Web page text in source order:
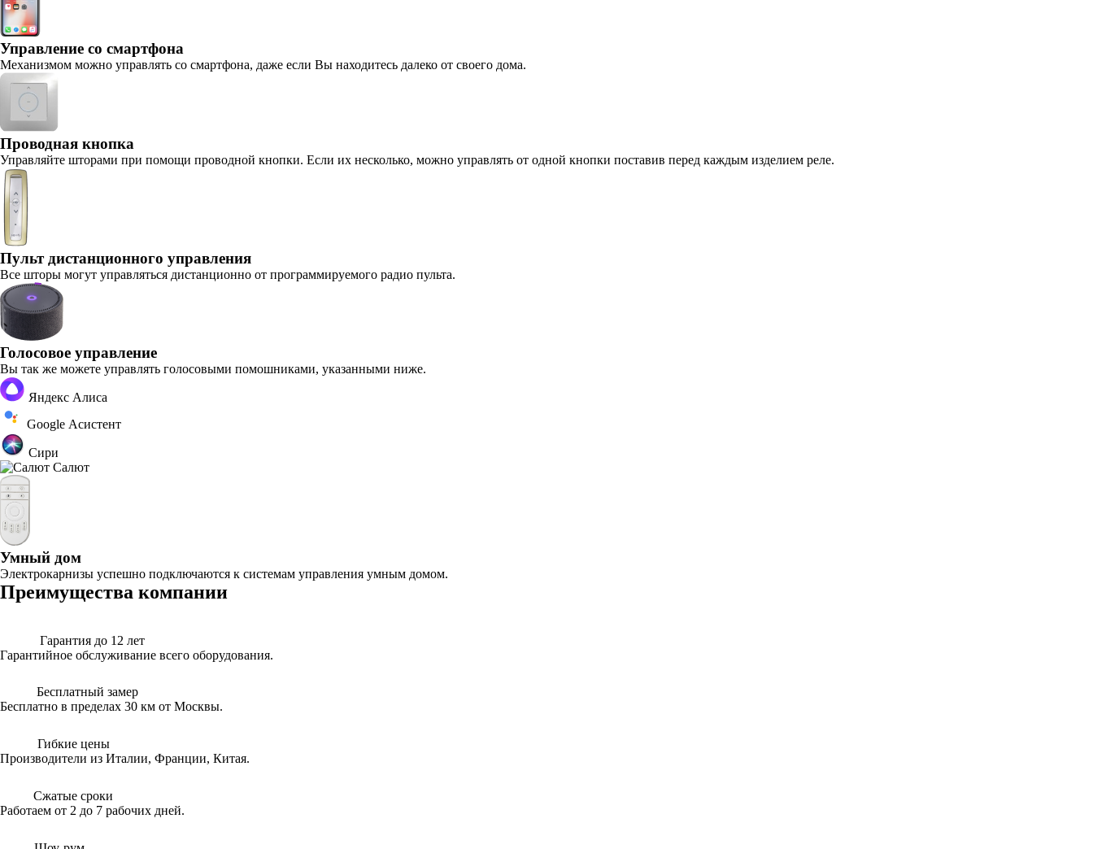
Управление со смартфона
Механизмом можно управлять со смартфона, даже если Вы находитесь далеко от своего дома.
Проводная кнопка
Управляйте шторами при помощи проводной кнопки. Если их несколько, можно управлять от одной кнопки поставив перед каждым изделием реле.
Пульт дистанционного управления
Все шторы могут управляться дистанционно от программируемого радио пульта.
Голосовое управление
Вы так же можете управлять голосовыми помошниками, указанными ниже.
Яндекс Алиса
Google Асистент
Сири
Салют
Умный дом
Электрокарнизы успешно подключаются к системам управления умным домом.
Преимущества компании
Гарантия до 12 лет
Гарантийное обслуживание всего оборудования.
Бесплатный замер
Бесплатно в пределах 30 км от Москвы.
Гибкие цены
Производители из Италии, Франции, Китая.
Сжатые сроки
Работаем от 2 до 7 рабочих дней.